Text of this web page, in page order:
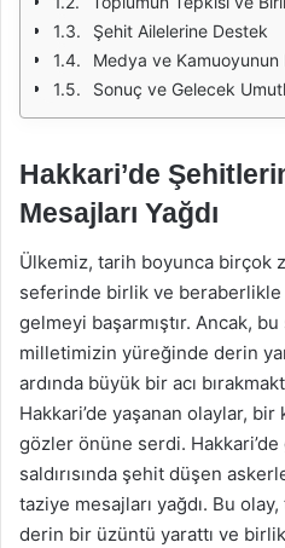
Şehit Ailelerine Destek
Medya ve Kamuoyunun
Sonuç ve Gelecek
Hakkari’de
Mesajları Yağdı
Ülkemiz, tarih boyunca birçok
seferinde birlik ve
gelmeyi başarmıştır. Ancak,
milletimizin yüreğinde derin
ardında büyük bir acı
Hakkari’de yaşanan olaylar, bir
gözler önüne serdi.
saldırısında şehit düşen
taziye mesajları yağdı. Bu
derin bir üzüntü yarattı ve